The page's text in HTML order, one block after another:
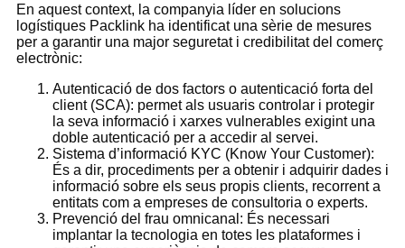
En aquest context, la companyia líder en solucions
logístiques Packlink ha identificat una sèrie de mesures
per a garantir una major seguretat i credibilitat del comerç
electrònic:
Autenticació de dos factors o autenticació forta del
client (SCA): permet als usuaris controlar i protegir
la seva informació i xarxes vulnerables exigint una
doble autenticació per a accedir al servei.
Sistema d’informació KYC (Know Your Customer):
És a dir, procediments per a obtenir i adquirir dades i
informació sobre els seus propis clients, recorrent a
entitats com a empreses de consultoria o experts.
Prevenció del frau omnicanal: És necessari
implantar la tecnologia en totes les plataformes i